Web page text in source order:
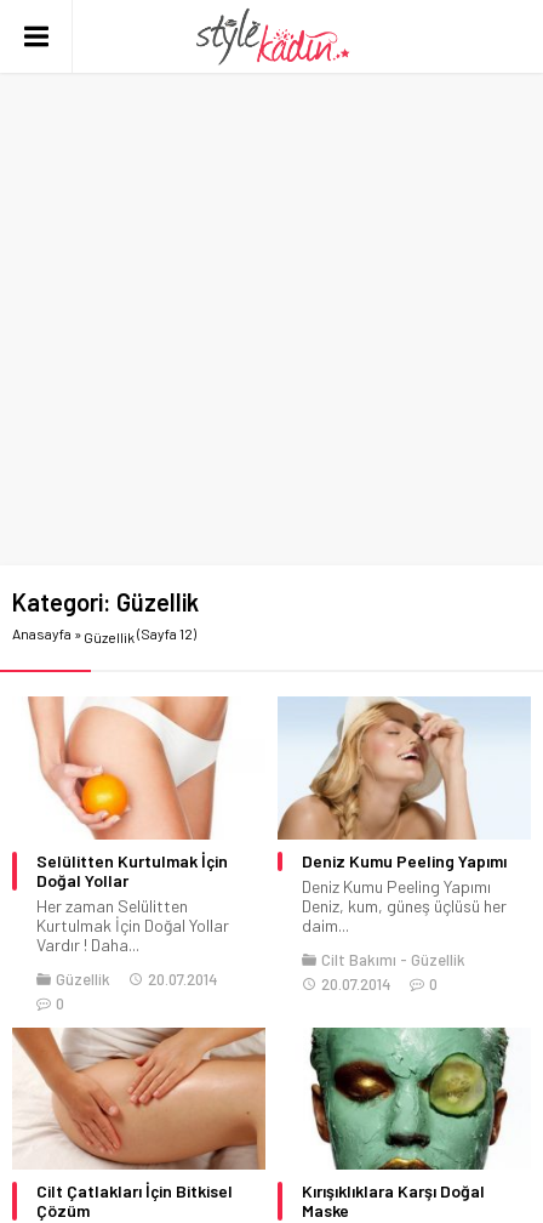
Kategori: Güzellik
Anasayfa » Güzellik(Sayfa 12)
Selülitten Kurtulmak İçin
Doğal Yollar
Her zaman Selülitten
Kurtulmak İçin Doğal Yollar
Vardır ! Daha...
Güzellik
20.07.2014
0
Deniz Kumu Peeling Yapımı
Deniz Kumu Peeling Yapımı
Deniz, kum, güneş üçlüsü her
daim...
Cilt Bakımı
Güzellik
20.07.2014
0
Cilt Çatlakları İçin Bitkisel
Çözüm
Kırışıklıklara Karşı Doğal
Maske